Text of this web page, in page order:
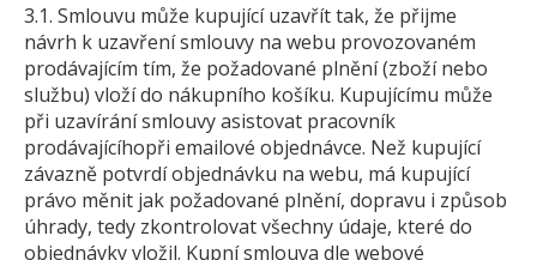
3.1. Smlouvu může kupující uzavřít tak, že přijme
návrh k uzavření smlouvy na webu provozovaném
prodávajícím tím, že požadované plnění (zboží nebo
službu) vloží do nákupního košíku. Kupujícímu může
při uzavírání smlouvy asistovat pracovník
prodávajícíhopři emailové objednávce. Než kupující
závazně potvrdí objednávku na webu, má kupující
právo měnit jak požadované plnění, dopravu i způsob
úhrady, tedy zkontrolovat všechny údaje, které do
objednávky vložil. Kupní smlouva dle webové